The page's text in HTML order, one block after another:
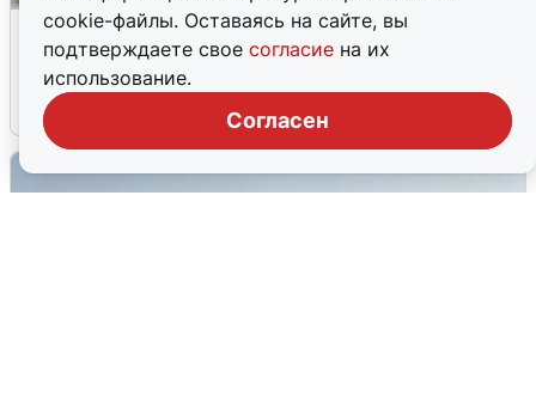
cookie-файлы. Оставаясь на сайте, вы
подтверждаете свое согласие на их
использование.
Согласен
Волгоградцы остались без
мобильного интернета
6 августа